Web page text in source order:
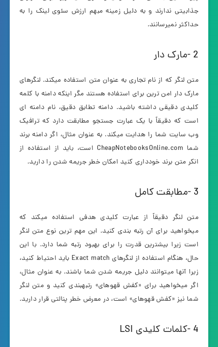
جذابیتی ندارند و به دلیل زمینه مبهم ارزش سئوی لینک را به
حداکثر نمیرسانند.
2 -مارک دار
متن لنگر که از نام تجاری به عنوان متن استفاده میکند. لنگرهای
مارک دار امن ترین برای استفاده هستند مگر اینکه دامنه با کلمه
کلیدی دقیقی داشته باشید. دامنه تطابق دقیق، نام دامنه ای
است که دقیقاً با یک عبارت جستجو مطابقت دارد که ترافیک
وب سایت شما را هدایت میکند. به عنوان مثال، اگر دامنه برند
شما CheapNotebooksOnline.com است، باید از استفاده از
انکر متن برند خودداری کنید امکان خطر جریمه شدن را دارید.
3 -مطابقت کامل
متن لنگر دقیقاً از عبارت کلیدی هدفی استفاده میکند که
میخواهید برای آن رتبه بندی کنید. این مهم ترین نوع متن لنگر
است زیرا بیشترین قدرت را برای بهبود رتبه شما دارد. با این
حال، هنگام استفاده از لنگرهای Exact match باید احتیاط کنید،
زیرا آنها میتوانند دلیل جریمه شدن شما باشند. به عنوان مثال،
اگر میخواهید برای «کفش قهوهای» رتبهبندی کنید و متن لنگر
شما نیز «کفش قهوهای» است، در معرض خطر پنالتی قرار دارید.
4 -کلمات کلیدی LSI